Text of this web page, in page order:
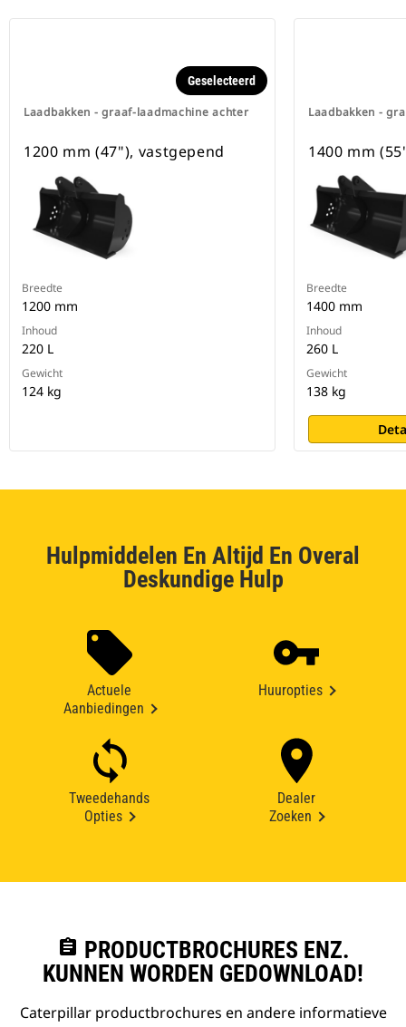
Laadbakken - graaf-laadmachine achter
Geselecteerd
1200 mm (47"), vastgepend
Breedte
1200 mm
Inhoud
220 L
Gewicht
124 kg
Laadbakken -
1400 mm
Breedte
1400 mm
Inhoud
260 L
Gewicht
138 kg
Hulpmiddelen En Altijd En Overal
Deskundige Hulp
Actuele
Aanbiedingen
Huuropties
Tweedehands
Opties
Dealer
Zoeken
assignment PRODUCTBROCHURES ENZ.
KUNNEN WORDEN GEDOWNLOAD!
Caterpillar productbrochures en andere informatieve